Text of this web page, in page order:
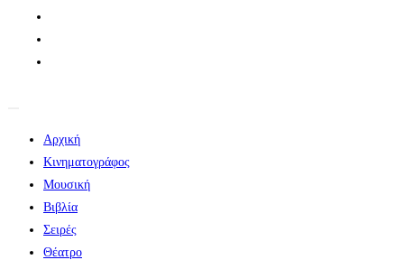
Αρχική
Κινηματογράφος
Μουσική
Βιβλία
Σειρές
Θέατρο